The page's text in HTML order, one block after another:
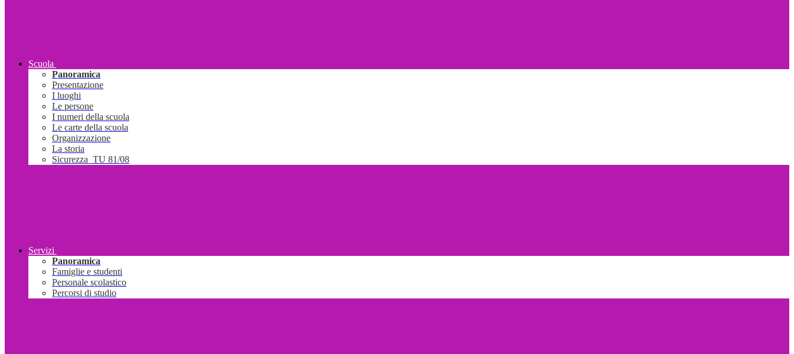
Scuola
Panoramica
Presentazione
I luoghi
Le persone
I numeri della scuola
Le carte della scuola
Organizzazione
La storia
Sicurezza_TU 81/08
Servizi
Panoramica
Famiglie e studenti
Personale scolastico
Percorsi di studio